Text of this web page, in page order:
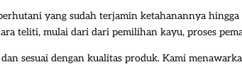
yang sudah terjamin ketahanannya
teliti, mulai dari dari pemilihan kayu, proses
sesuai dengan kualitas produk. Kami